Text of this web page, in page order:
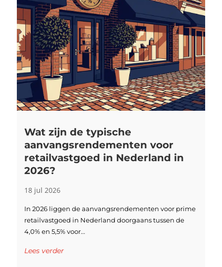
Wat zijn de typische
aanvangsrendementen voor
retailvastgoed in Nederland in
2026?
18 jul 2026
In 2026 liggen de aanvangsrendementen voor prime
retailvastgoed in Nederland doorgaans tussen de
4,0% en 5,5% voor...
Lees verder